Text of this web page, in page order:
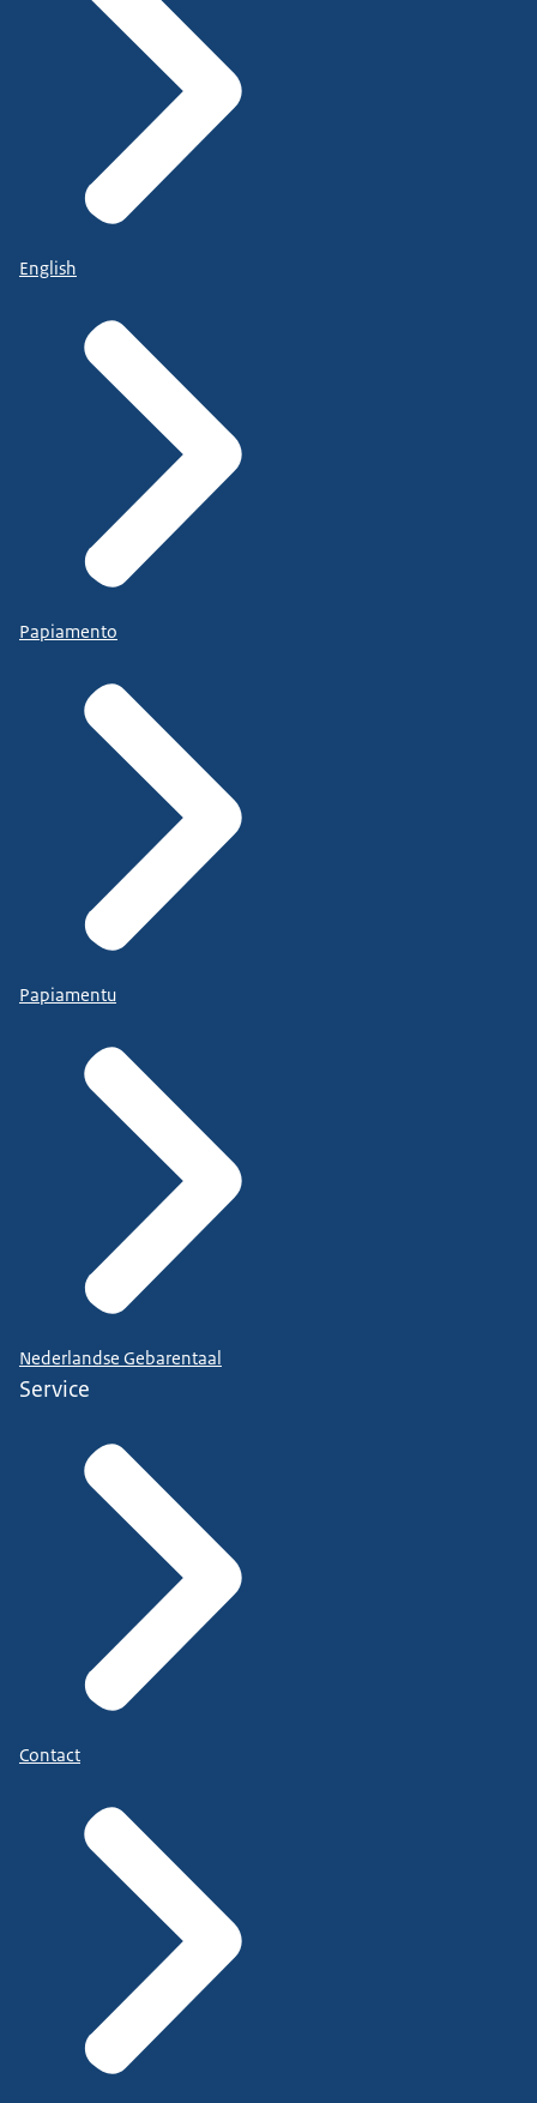
English
Papiamento
Papiamentu
Nederlandse Gebarentaal
Service
Contact